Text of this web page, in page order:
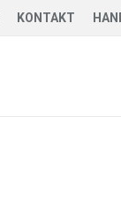
KONTAKT